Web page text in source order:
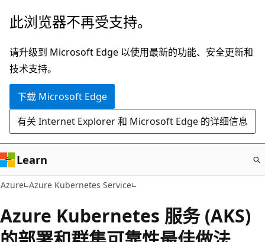
跳
主
要
内
此浏览器不再受支持。
请升级到 Microsoft Edge 以使用最新的功能、安全更新和
技术支持。
下载 Microsoft Edge
有关 Internet Explorer 和 Microsoft Edge 的详细信息
Learn
Azure Azure Kubernetes Service
Azure Kubernetes 服务 (AKS)